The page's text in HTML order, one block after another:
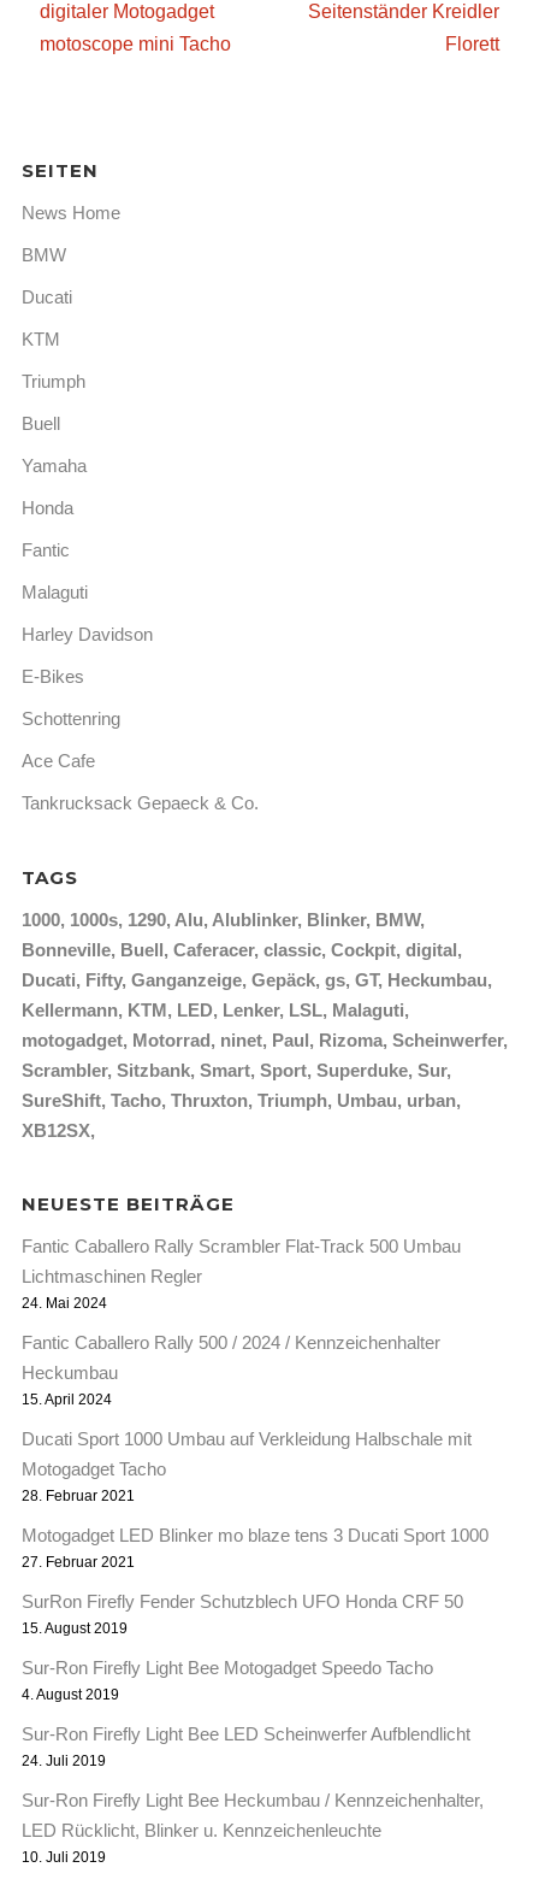
digitaler Motogadget
motoscope mini Tacho
Seitenständer Kreidler
Florett
SEITEN
News Home
BMW
Ducati
KTM
Triumph
Buell
Yamaha
Honda
Fantic
Malaguti
Harley Davidson
E-Bikes
Schottenring
Ace Cafe
Tankrucksack Gepaeck & Co.
TAGS
1000 1000s 1290 Alu Alublinker Blinker BMW
Bonneville Buell Caferacer classic Cockpit digital
Ducati Fifty Ganganzeige Gepäck gs GT Heckumbau
Kellermann KTM LED Lenker LSL Malaguti
motogadget Motorrad ninet Paul Rizoma Scheinwerfer
Scrambler Sitzbank Smart Sport Superduke Sur
SureShift Tacho Thruxton Triumph Umbau urban
XB12SX
NEUESTE BEITRÄGE
Fantic Caballero Rally Scrambler Flat-Track 500 Umbau
Lichtmaschinen Regler
24. Mai 2024
Fantic Caballero Rally 500 / 2024 / Kennzeichenhalter
Heckumbau
15. April 2024
Ducati Sport 1000 Umbau auf Verkleidung Halbschale mit
Motogadget Tacho
28. Februar 2021
Motogadget LED Blinker mo blaze tens 3 Ducati Sport 1000
27. Februar 2021
SurRon Firefly Fender Schutzblech UFO Honda CRF 50
15. August 2019
Sur-Ron Firefly Light Bee Motogadget Speedo Tacho
4. August 2019
Sur-Ron Firefly Light Bee LED Scheinwerfer Aufblendlicht
24. Juli 2019
Sur-Ron Firefly Light Bee Heckumbau / Kennzeichenhalter,
LED Rücklicht, Blinker u. Kennzeichenleuchte
10. Juli 2019